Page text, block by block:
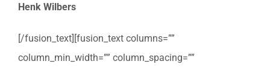
Henk Wilbers
[/fusion_text][fusion_text columns=””
column_min_width=”” column_spacing=””